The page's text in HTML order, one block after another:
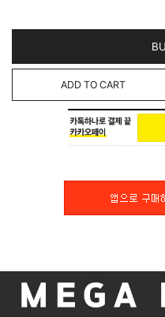
ADD TO CART